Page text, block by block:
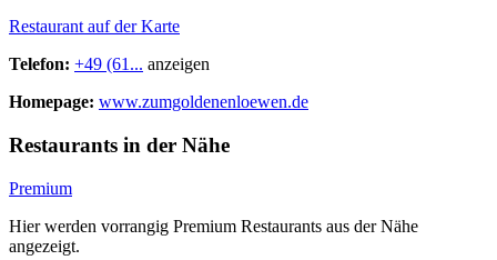
Restaurant auf der Karte
Telefon: +49 (61... anzeigen
Homepage: www.zumgoldenenloewen.de
Restaurants in der Nähe
Premium
Hier werden vorrangig Premium Restaurants aus der Nähe
angezeigt.